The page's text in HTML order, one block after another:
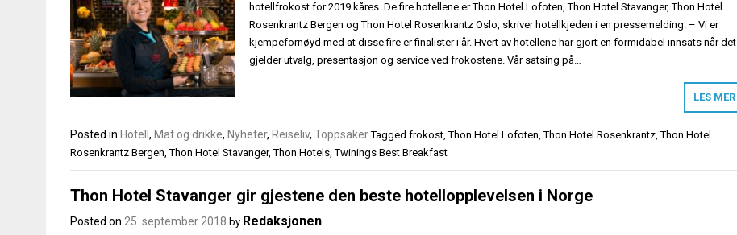
hotellfrokost for 2019 kåres. De fire hotellene er Thon Hotel Lofoten, Thon Hotel Stavanger, Thon Hotel
Rosenkrantz Bergen og Thon Hotel Rosenkrantz Oslo, skriver hotellkjeden i en pressemelding. – Vi er
kjempefornøyd med at disse fire er finalister i år. Hvert av hotellene har gjort en formidabel innsats når det
gjelder utvalg, presentasjon og service ved frokostene. Vår satsing på…
LES MER
Posted in Hotell , Mat og drikke, Nyheter, Reiseliv, Toppsaker Tagged frokost,Thon Hotel Lofoten,Thon Hotel Rosenkrantz,Thon Hotel
Rosenkrantz Bergen,Thon Hotel Stavanger,Thon Hotels,Twinings Best Breakfast
Thon Hotel Stavanger gir gjestene den beste hotellopplevelsen i Norge
Posted on 25. september 2018 by Redaksjonen